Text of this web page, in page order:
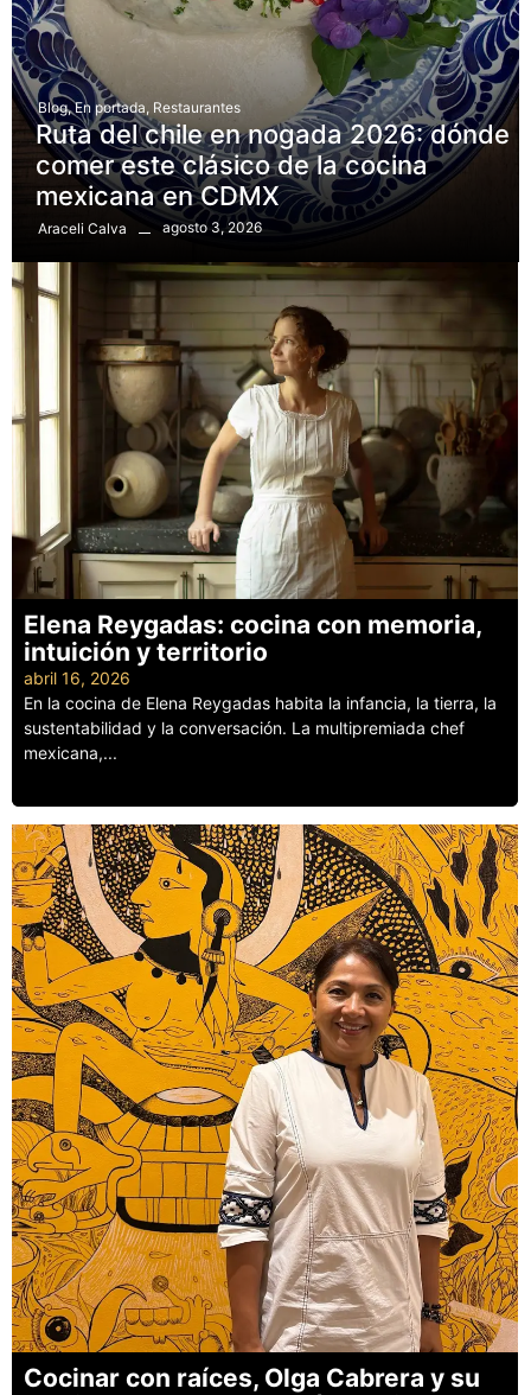
Blog, En portada Restaurantes
Ruta del chile en nogada 2026: dónde
comer este clásico de la cocina
mexicana en CDMX
Araceli Calva agosto 3, 2026
Elena Reygadas: cocina con memoria,
intuición y territorio
abril 16, 2026
En la cocina de Elena Reygadas habita la infancia, la tierra, la
sustentabilidad y la conversación. La multipremiada chef
mexicana,...
Cocinar con raíces, Olga Cabrera y su